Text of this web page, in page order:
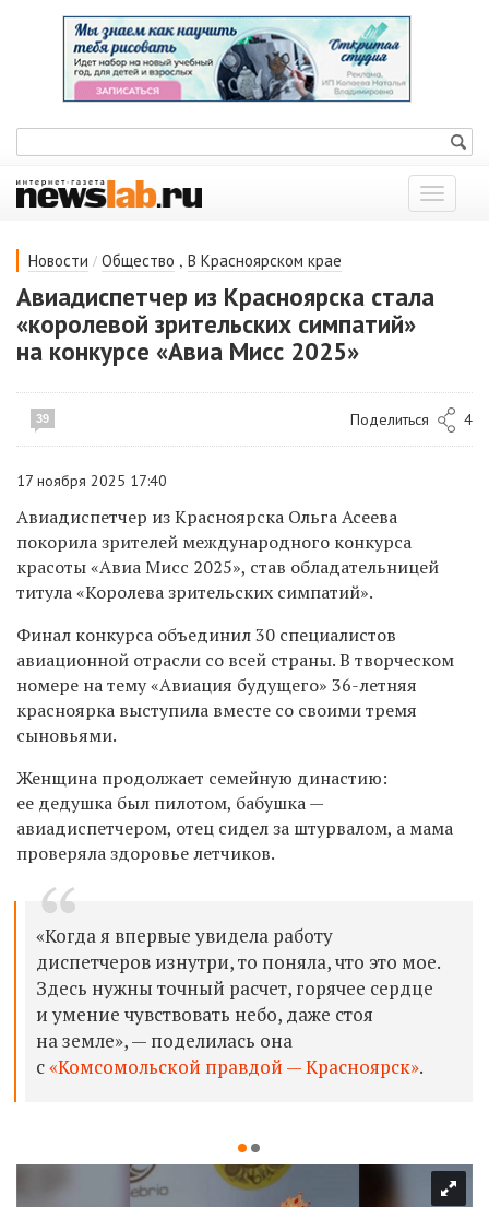
Показать
меню
Новости / Общество , В Красноярском крае
Авиадиспетчер из Красноярска стала
«королевой зрительских симпатий»
на конкурсе «Авиа Мисс 2025»
39 Поделиться 4
17 ноября 2025 17:40
Авиадиспетчер из Красноярска Ольга Асеева
покорила зрителей международного конкурса
красоты «Авиа Мисс 2025», став обладательницей
титула «Королева зрительских симпатий».
Финал конкурса объединил 30 специалистов
авиационной отрасли со всей страны. В творческом
номере на тему «Авиация будущего» 36-летняя
красноярка выступила вместе со своими тремя
сыновьями.
Женщина продолжает семейную династию:
ее дедушка был пилотом, бабушка —
авиадиспетчером, отец сидел за штурвалом, а мама
проверяла здоровье летчиков.
«Когда я впервые увидела работу
диспетчеров изнутри, то поняла, что это мое.
Здесь нужны точный расчет, горячее сердце
и умение чувствовать небо, даже стоя
на земле», — поделилась она
с«Комсомольской правдой — Красноярск».